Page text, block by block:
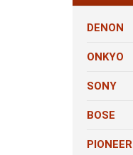
DENON
ONKYO
SONY
BOSE
PIONEER